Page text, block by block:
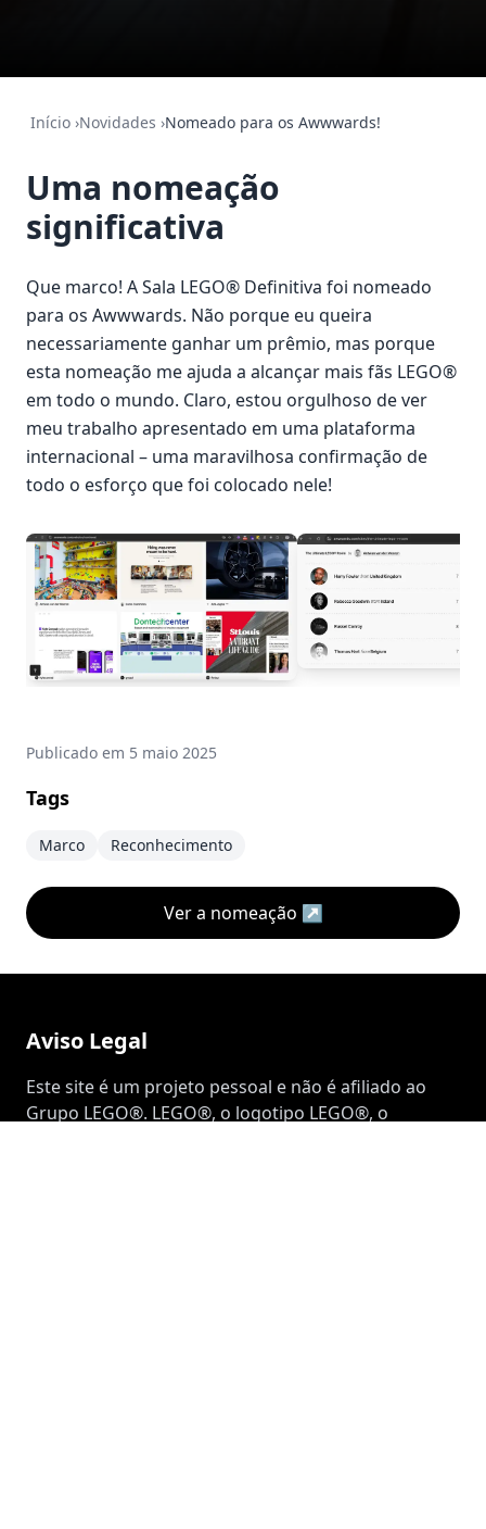
Início ›Novidades ›Nomeado para os Awwwards!
Uma nomeação
significativa
Que marco! A Sala LEGO® Definitiva foi nomeado
para os Awwwards. Não porque eu queira
necessariamente ganhar um prêmio, mas porque
esta nomeação me ajuda a alcançar mais fãs LEGO®
em todo o mundo. Claro, estou orgulhoso de ver
meu trabalho apresentado em uma plataforma
internacional – uma maravilhosa confirmação de
todo o esforço que foi colocado nele!
Publicado em 5 maio 2025
Tags
Marco Reconhecimento
Ver a nomeação ↗
Aviso Legal
Este site é um projeto pessoal e não é afiliado ao
Grupo LEGO®. LEGO®, o logotipo LEGO®, o